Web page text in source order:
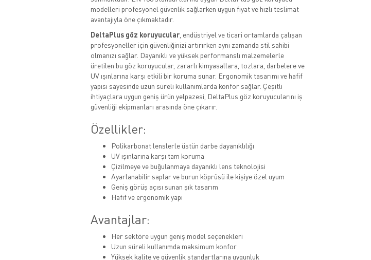
modelleri profesyonel güvenlik sağlarken uygun fiyat ve hızlı teslimat
avantajıyla öne çıkmaktadır.
DeltaPlus göz koruyucular, endüstriyel ve ticari ortamlarda çalışan
profesyoneller için güvenliğinizi artırırken aynı zamanda stil sahibi
olmanızı sağlar. Dayanıklı ve yüksek performanslı malzemelerle
üretilen bu göz koruyucular, zararlı kimyasallara, tozlara, darbelere ve
UV ışınlarına karşı etkili bir koruma sunar. Ergonomik tasarımı ve hafif
yapısı sayesinde uzun süreli kullanımlarda konfor sağlar. Çeşitli
ihtiyaçlara uygun geniş ürün yelpazesi, DeltaPlus göz koruyucularını iş
güvenliği ekipmanları arasında öne çıkarır.
Özellikler:
Polikarbonat lenslerle üstün darbe dayanıklılığı
UV ışınlarına karşı tam koruma
Çizilmeye ve buğulanmaya dayanıklı lens teknolojisi
Ayarlanabilir saplar ve burun köprüsü ile kişiye özel uyum
Geniş görüş açısı sunan şık tasarım
Hafif ve ergonomik yapı
Avantajlar:
Her sektöre uygun geniş model seçenekleri
Uzun süreli kullanımda maksimum konfor
Yüksek kalite ve güvenlik standartlarına uygunluk